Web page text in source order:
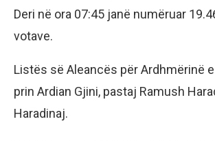
Deri në ora 07:45 janë numëruar
votave.
Listës së Aleancës për Ardhmërinë
prin Ardian Gjini, pastaj Ramush
Haradinaj.